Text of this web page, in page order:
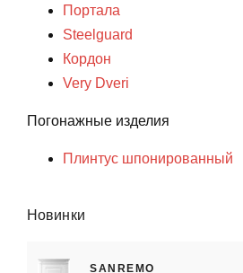
Портала
Steelguard
Кордон
Very Dveri
Погонажные изделия
Плинтус шпонированный
Новинки
SANREMO